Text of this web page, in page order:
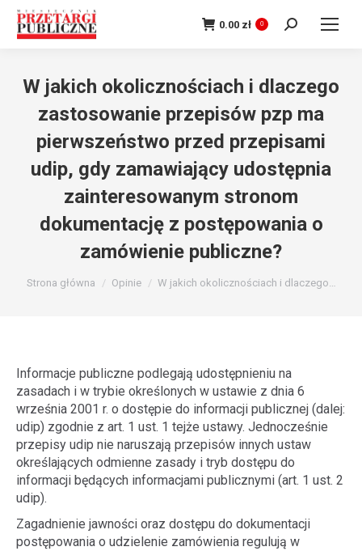
0.00 zł 0 Szukaj:
W jakich okolicznościach i dlaczego
zastosowanie przepisów pzp ma
pierwszeństwo przed przepisami
udip, gdy zamawiający udostępnia
zainteresowanym stronom
dokumentację z postępowania o
zamówienie publiczne?
Strona główna Opinie W jakich okolicznościach i dlaczego…
Informacje publiczne podlegają udostępnieniu na
zasadach i w trybie określonych w ustawie z dnia 6
września 2001 r. o dostępie do informacji publicznej (dalej:
udip) zgodnie z art. 1 ust. 1 tejże ustawy. Jednocześnie
przepisy udip nie naruszają przepisów innych ustaw
określających odmienne zasady i tryb dostępu do
informacji będących informacjami publicznymi (art. 1 ust. 2
udip).
Zagadnienie jawności oraz dostępu do dokumentacji
postępowania o udzielenie zamówienia regulują w